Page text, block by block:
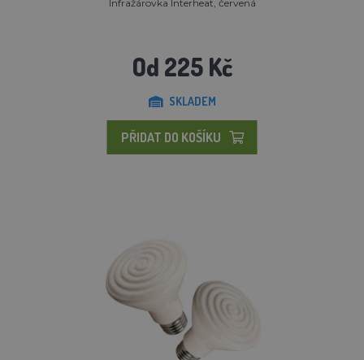
Infražárovka Interheat, červená
Od 225 Kč
SKLADEM
PŘIDAT DO KOŠÍKU